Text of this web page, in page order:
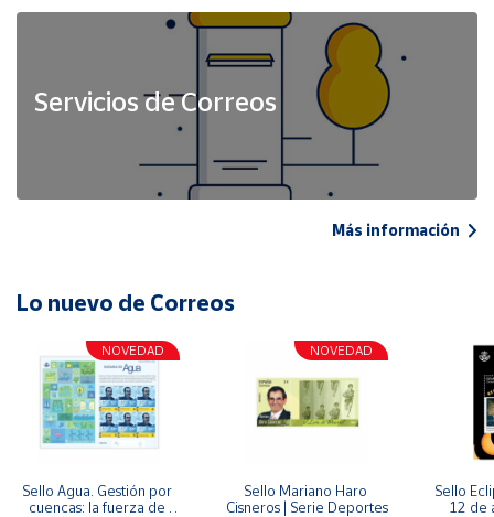
Servicios de Correos
Más información
Lo nuevo de Correos
NOVEDAD
Sello Agua. Gestión por
cuencas: la fuerza de
NOVEDAD
Sello Mariano Haro
Cisneros | Serie Deportes
Sello
12 de